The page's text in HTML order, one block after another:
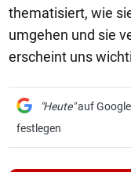
thematisiert, wie
umgehen und sie
erscheint uns
"Heute"auf
festlegen